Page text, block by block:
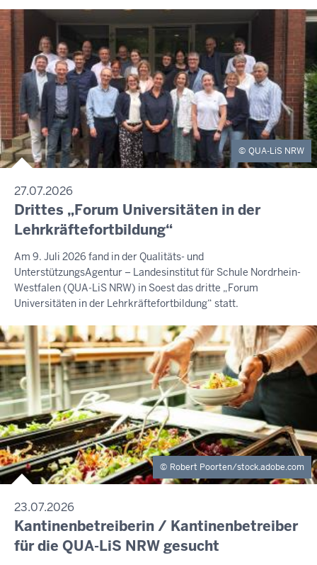
QUA-LiS NRW
27.07.2026
Drittes „Forum Universitäten in der
Lehrkräftefortbildung“
Am 9. Juli 2026 fand in der Qualitäts- und
UnterstützungsAgentur – Landesinstitut für Schule Nordrhein-
Westfalen (QUA-LiS NRW) in Soest das dritte „Forum
Universitäten in der Lehrkräftefortbildung“ statt.
Robert Poorten/stock.adobe.com
23.07.2026
Kantinenbetreiberin / Kantinenbetreiber
für die QUA-LiS NRW gesucht